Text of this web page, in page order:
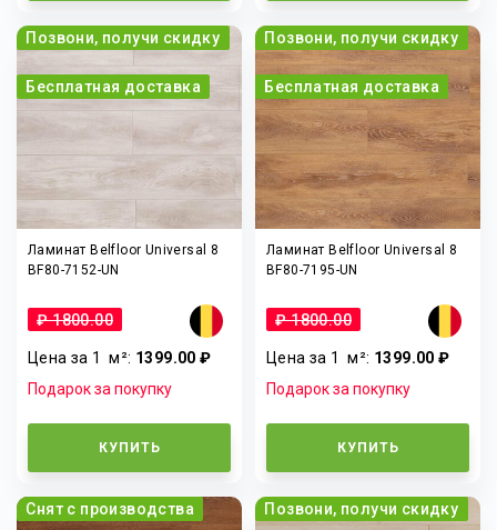
Позвони, получи скидку
Бесплатная доставка
Ламинат Belfloor Universal 8
BF80-7152-UN
₽ 1800.00
Цена за 1м²: 1399.00 ₽
Подарок за покупку
КУПИТЬ
Позвони, получи скидку
Бесплатная доставка
Ламинат Belfloor Universal 8
BF80-7195-UN
₽ 1800.00
Цена за 1м²: 1399.00 ₽
Подарок за покупку
КУПИТЬ
Снят с производства Позвони, получи скидку